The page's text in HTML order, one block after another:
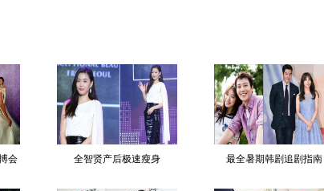
会 全智贤产后极速瘦身 最全暑期韩剧追剧指南